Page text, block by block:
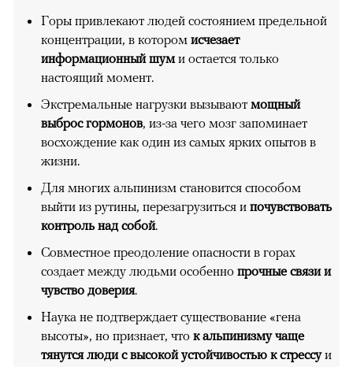
Горы привлекают людей состоянием предельной
концентрации, в котором исчезает
информационный шуми остается только
настоящий момент.
Экстремальные нагрузки вызывают мощный
выброс гормонов, из-за чего мозг запоминает
восхождение как один из самых ярких опытов в
жизни.
Для многих альпинизм становится способом
выйти из рутины, перезагрузиться и почувствовать
контроль над собой.
Совместное преодоление опасности в горах
создает между людьми особенно прочные связи и
чувство доверия.
Наука не подтверждает существование «гена
высоты», но признает, что к альпинизму чаще
тянутся люди с высокой устойчивостью к стрессуи